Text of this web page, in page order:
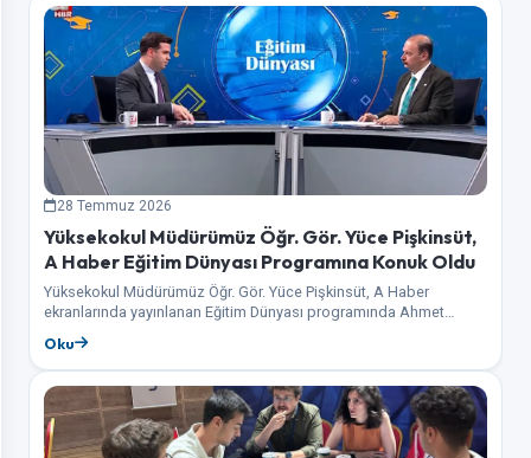
28 Temmuz 2026
Yüksekokul Müdürümüz Öğr. Gör. Yüce Pişkinsüt,
A Haber Eğitim Dünyası Programına Konuk Oldu
Yüksekokul Müdürümüz Öğr. Gör. Yüce Pişkinsüt, A Haber
ekranlarında yayınlanan Eğitim Dünyası programında Ahmet
ilişkin…
Oku